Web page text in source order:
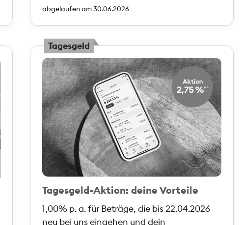
abgelaufen am 30.06.2026
Tagesgeld
Tagesgeld-Aktion: deine Vorteile
1,00% p. a. für Beträge, die bis 22.04.2026
neu bei uns eingehen und dein